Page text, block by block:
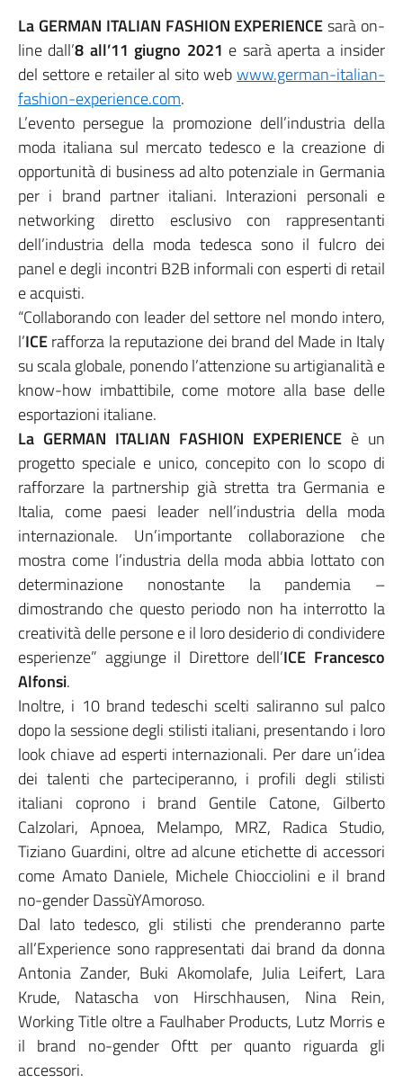
La GERMAN ITALIAN FASHION EXPERIENCEsarà on-
line dall’8 all’11 giugno 2021 e sarà aperta a insider
del settore e retailer al sito webwww.german-italian-
fashion-experience.com.
L’evento persegue la promozione dell’industria della
moda italiana sul mercato tedesco e la creazione di
opportunità di business ad alto potenziale in Germania
per i brand partner italiani. Interazioni personali e
networking diretto esclusivo con rappresentanti
dell’industria della moda tedesca sono il fulcro dei
panel e degli incontri B2B informali con esperti di retail
e acquisti.
“Collaborando con leader del settore nel mondo intero,
l’ICErafforza la reputazione dei brand del Made in Italy
su scala globale, ponendo l’attenzione su artigianalità e
know-how imbattibile, come motore alla base delle
esportazioni italiane.
La GERMAN ITALIAN FASHION EXPERIENCE è un
progetto speciale e unico, concepito con lo scopo di
rafforzare la partnership già stretta tra Germania e
Italia, come paesi leader nell’industria della moda
internazionale. Un’importante collaborazione che
mostra come l’industria della moda abbia lottato con
determinazione nonostante la pandemia –
dimostrando che questo periodo non ha interrotto la
creatività delle persone e il loro desiderio di condividere
esperienze” aggiunge il Direttore dell’ICE Francesco
Alfonsi.
Inoltre, i 10 brand tedeschi scelti saliranno sul palco
dopo la sessione degli stilisti italiani, presentando i loro
look chiave ad esperti internazionali. Per dare un’idea
dei talenti che parteciperanno, i profili degli stilisti
italiani coprono i brand Gentile Catone, Gilberto
Calzolari, Apnoea, Melampo, MRZ, Radica Studio,
Tiziano Guardini, oltre ad alcune etichette di accessori
come Amato Daniele, Michele Chiocciolini e il brand
no-gender DassùYAmoroso.
Dal lato tedesco, gli stilisti che prenderanno parte
all’Experience sono rappresentati dai brand da donna
Antonia Zander, Buki Akomolafe, Julia Leifert, Lara
Krude, Natascha von Hirschhausen, Nina Rein,
Working Title oltre a Faulhaber Products, Lutz Morris e
il brand no-gender Oftt per quanto riguarda gli
accessori.